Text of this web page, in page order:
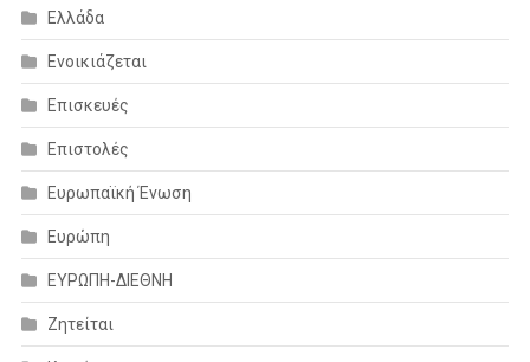
Ελλάδα
Ενοικιάζεται
Επισκευές
Επιστολές
Ευρωπαϊκή Ένωση
Ευρώπη
ΕΥΡΩΠΗ-ΔΙΕΘΝΗ
Ζητείται